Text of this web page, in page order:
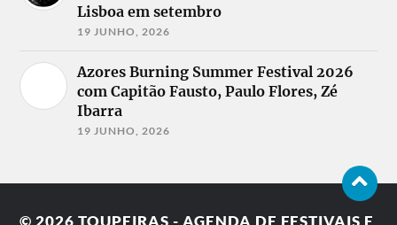
Lisboa em setembro
19 JUNHO, 2026
Azores Burning Summer Festival 2026
com Capitão Fausto, Paulo Flores, Zé
Ibarra
19 JUNHO, 2026
© 2026TOUPEIRAS - AGENDA DE FESTIVAIS E